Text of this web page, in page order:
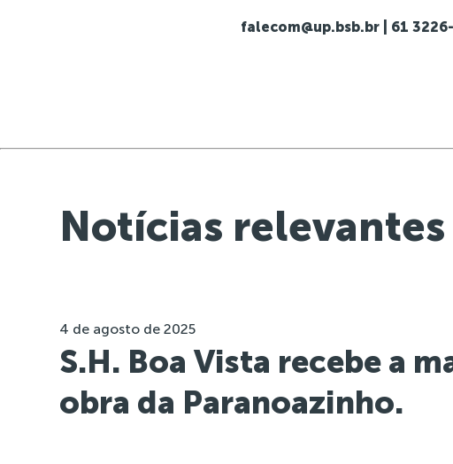
falecom@up.bsb.br | 61
Notícias relevantes
4 de agosto de 2025
S.H. Boa Vista recebe a
obra da Paranoazinho.